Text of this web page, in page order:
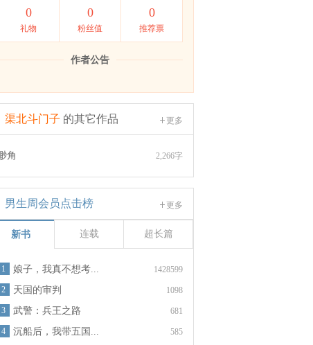
0
礼物
0
粉丝值
0
推荐票
作者公告
更多
渠北斗门子 的其它作品
2,266字
角
更多
男生周会员点击榜
新书 连载 超长篇
1428599
1 娘子，我真不想考...
1098
2 天国的审判
681
3 武警：兵王之路
585
4 沉船后，我带五国...